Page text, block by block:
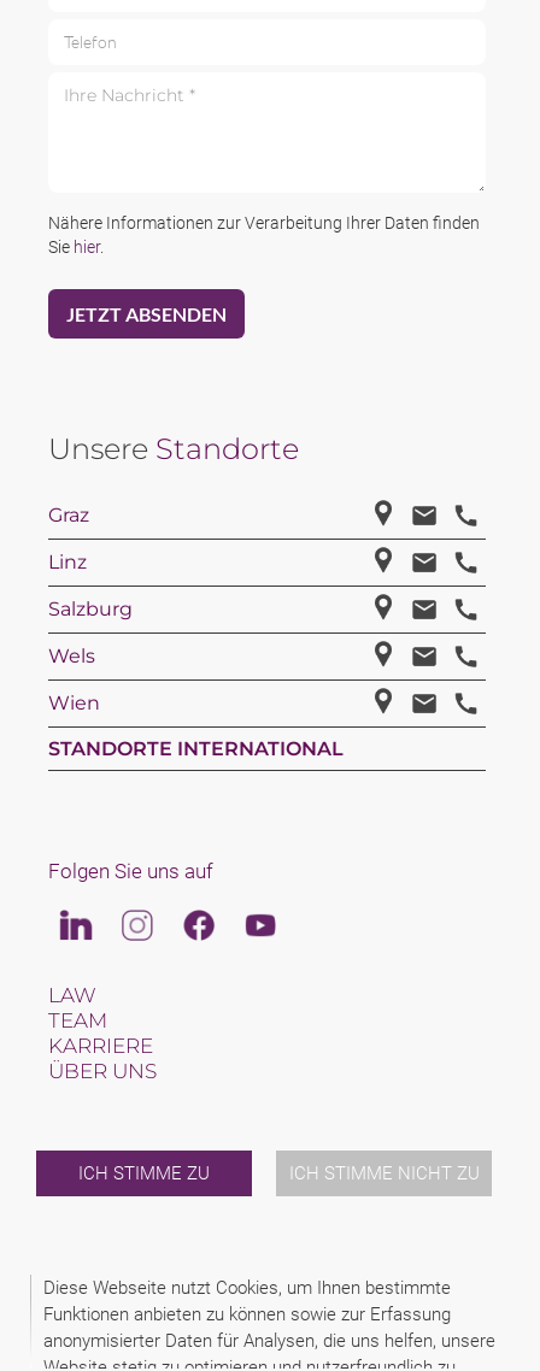
Diese Webseite nutzt Cookies, um Ihnen bestimmte
Funktionen anbieten zu können sowie zur Erfassung
anonymisierter Daten für Analysen, die uns helfen, unsere
ICH STIMME ZU ICH STIMME NICHT ZU
Nähere Informationen zur Verarbeitung Ihrer Daten finden
Sie hier.
Unsere Standorte
Graz
Linz
Salzburg
Wels
Wien
STANDORTE INTERNATIONAL
Folgen Sie uns auf
LinkedinInstagramFacebookYoutube
LAW
TEAM
KARRIERE
ÜBER UNS
VERANSTALTUNGEN
KONTAKT
DATENSCHUTZINFORMATIONEN
DATENSCHUTZERKLÄRUNG
DISCLAIMER
IMPRESSUM